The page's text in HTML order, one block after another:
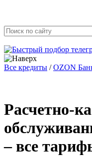
Все кредиты /OZON
Расчетно-
– все